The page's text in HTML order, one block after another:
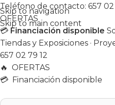
Skip to navigation
Skip to main content
Teléfono de contacto: 657 02
OFERTAS
💳 Financiación disponible
Tiendas y Exposiciones ·
657 02 79 12
🔥 OFERTAS
💳 Financiación disponible